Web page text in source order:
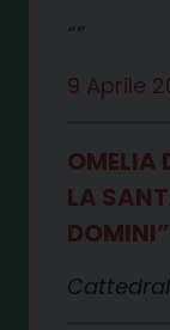
9 Aprile
OMELIA
LA
DOMINI”